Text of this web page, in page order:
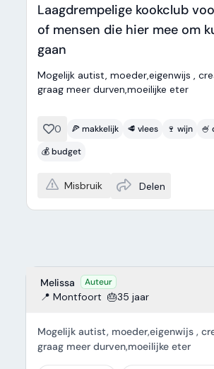
Laagdrempelige kookclub
of mensen die hier mee om
gaan
Mogelijk autist, moeder,eigenwijs ,
graag meer durven,moeilijke eter
0 🍕 makkelijk 🥩 vlees 🍷 wijn
🍧
💰 budget
Misbruik Delen
Melissa Auteur
📍 Montfoort 🎂35 jaar
Mogelijk autist, moeder,eigenwijs ,
graag meer durven,moeilijke eter